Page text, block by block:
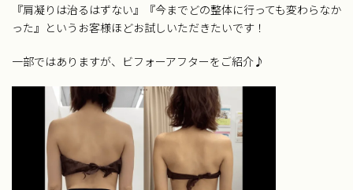
『肩凝りは治るはずない』『今までどの整体に行っても変わらなか
った』というお客様ほどお試しいただきたいです！
一部ではありますが、ビフォーアフターをご紹介♪